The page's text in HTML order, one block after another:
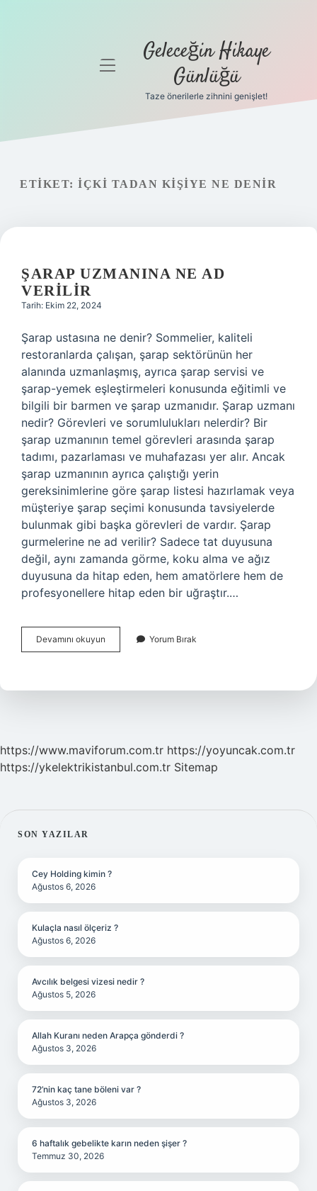
Gizlilik
Yasal Uyarı
Hakkımızda
menüyü Geleceğin Hikaye
Günlüğü
Taze önerilerle zihnini genişlet!
ETIKET: İÇKI TADAN KIŞIYE NE DENIR
ŞARAP UZMANINA NE AD
VERILIR
Tarih: Ekim 22, 2024
Şarap ustasına ne denir? Sommelier, kaliteli
restoranlarda çalışan, şarap sektörünün her
alanında uzmanlaşmış, ayrıca şarap servisi ve
şarap-yemek eşleştirmeleri konusunda eğitimli ve
bilgili bir barmen ve şarap uzmanıdır. Şarap uzmanı
nedir? Görevleri ve sorumlulukları nelerdir? Bir
şarap uzmanının temel görevleri arasında şarap
tadımı, pazarlaması ve muhafazası yer alır. Ancak
şarap uzmanının ayrıca çalıştığı yerin
gereksinimlerine göre şarap listesi hazırlamak veya
müşteriye şarap seçimi konusunda tavsiyelerde
bulunmak gibi başka görevleri de vardır. Şarap
gurmelerine ne ad verilir? Sadece tat duyusuna
değil, aynı zamanda görme, koku alma ve ağız
duyusuna da hitap eden, hem amatörlere hem de
profesyonellere hitap eden bir uğraştır.…
Devamını okuyun
Uzmanına
Verilir
Yorum Bırak
https://www.maviforum.com.tr https://yoyuncak.com.tr
https://ykelektrikistanbul.com.tr Sitemap
SIDEBAR
SON YAZILAR
Cey Holding kimin ?
Ağustos 6, 2026
Kulaçla nasıl ölçeriz ?
Ağustos 6, 2026
Avcılık belgesi vizesi nedir ?
Ağustos 5, 2026
Allah Kuranı neden Arapça gönderdi ?
Ağustos 3, 2026
72’nin kaç tane böleni var ?
Ağustos 3, 2026
6 haftalık gebelikte karın neden şişer ?
Temmuz 30, 2026